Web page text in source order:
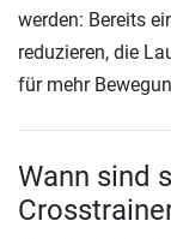
werden: Bereits
reduzieren, die
für mehr
Wann sind